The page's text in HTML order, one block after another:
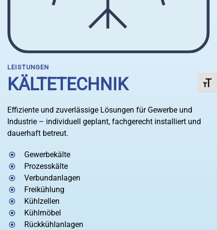
LEISTUNGEN
KÄLTETECHNIK
Effiziente und zuverlässige Lösungen für Gewerbe und
Industrie – individuell geplant, fachgerecht installiert und
dauerhaft betreut.
Gewerbekälte
Prozesskälte
Verbundanlagen
Freikühlung
Kühlzellen
Kühlmöbel
Rückkühlanlagen